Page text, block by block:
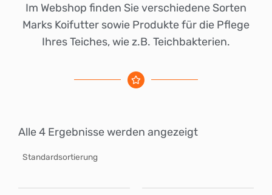
Im Webshop finden Sie verschiedene Sorten
Marks Koifutter sowie Produkte für die Pflege
Ihres Teiches, wie z.B. Teichbakterien.
Alle 4 Ergebnisse werden angezeigt